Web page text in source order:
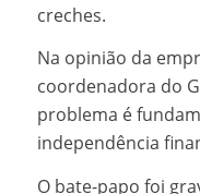
creches.
Na opinião da
coordenadora do
problema é
independência
O bate-papo foi